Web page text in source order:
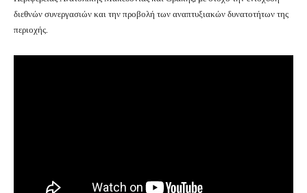
διεθνών συνεργασιών και την προβολή των αναπτυξιακών δυνατοτήτων της
περιοχής.